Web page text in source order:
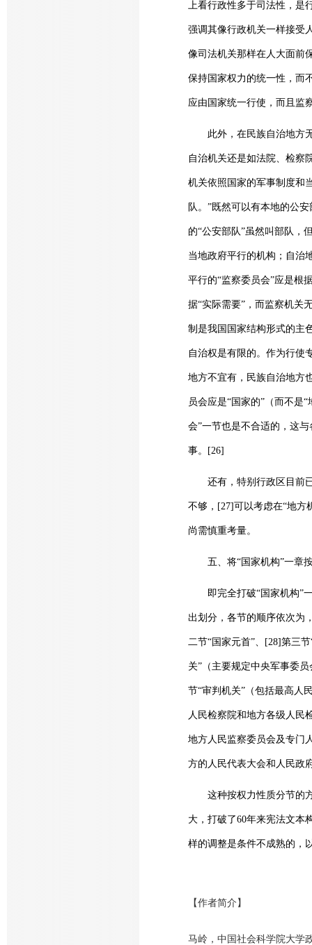
上看行政性多于司法性，是
强调其像行政机关一样接受
像司法机关那样在人大面前
保持国家权力的统一性，而
应由国家统一行使，而且监
此外，在民族自治地方无
自治机关还是如法院、检察
机关依照国家的军事制度和
队。”既然可以有本地的公
的“公安部队”虽然叫部队，
当地政府平行的机构；自治
平行的“监察委员会”应是根
据“实际需要”，而监察机关
制是我国国家结构形式的主
自治权是有限的。作为行使
地方不宜有，民族自治地方
员会应是“国家的”（而不是
会”一节也是不合适的，这
事。[26]
还有，特别行政区目前已
不够，[27]可以考虑在“地方
尚需慎重考量。
五、将“国家机构”一章按
即完全打破“国家机构”一
出划分，各节的顺序依次为
二节“国家元首”、[28]第三
关”（主要规定中央军事委
节“审判机关”（包括最高人
人民检察院和地方各级人民
地方人民监察委员会及专门
方的人民代表大会和人民政
这种按权力性质分节的方
大，打破了60年来宪法文本
样的调整是条件不成熟的，
【作者简介】
马岭，中国社会科学院大学